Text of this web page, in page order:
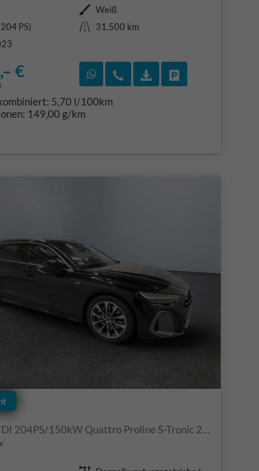
Außenfarbe Weiß
PS) Kilometerstand
31.500 km
€ Rückruf vereinbaren
Wir rufen Sie an
Fahrzeugexposé
5,70 l/100km
149,00 g/km
S-Line 2.0 TDI 204PS/150kW Quattro Proline S-Tronic 2026 +19" LM +AHK +Ambiente Paket +S-Sportfarhwerk +STH